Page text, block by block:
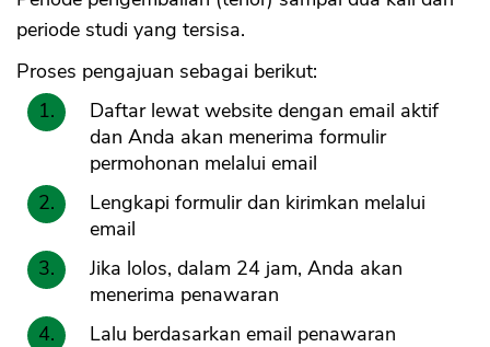
periode studi yang tersisa.
Proses pengajuan sebagai berikut:
Daftar lewat website dengan email aktif
dan Anda akan menerima formulir
permohonan melalui email
Lengkapi formulir dan kirimkan melalui
email
Jika lolos, dalam 24 jam, Anda akan
menerima penawaran
Lalu berdasarkan email penawaran